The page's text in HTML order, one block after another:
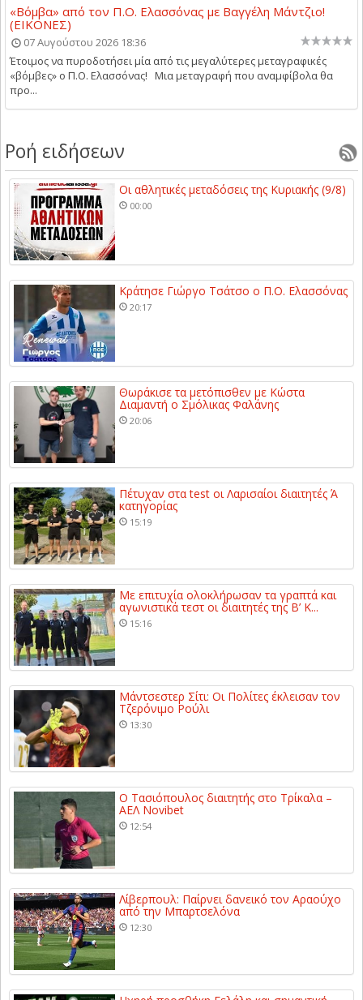
«Βόμβα» από τον Π.Ο. Ελασσόνας με Βαγγέλη Μάντζιο!
(ΕΙΚΟΝΕΣ)
07 Αυγούστου 2026 18:36
Έτοιμος να πυροδοτήσει μία από τις μεγαλύτερες μεταγραφικές
«βόμβες» ο Π.Ο. Ελασσόνας! Μια μεταγραφή που αναμφίβολα θα
προ...
Ροή ειδήσεων
Οι αθλητικές μεταδόσεις της Κυριακής (9/8)
00:00
Κράτησε Γιώργο Τσάτσο ο Π.Ο. Ελασσόνας
20:17
Θωράκισε τα μετόπισθεν με Κώστα
Διαμαντή ο Σμόλικας Φαλάνης
20:06
Πέτυχαν στα test οι Λαρισαίοι διαιτητές Ά
κατηγορίας
15:19
Με επιτυχία ολοκλήρωσαν τα γραπτά και
αγωνιστικά τεστ οι διαιτητές της Β’ Κ...
15:16
Μάντσεστερ Σίτι: Οι Πολίτες έκλεισαν τον
Τζερόνιμο Ρούλι
13:30
Ο Τασιόπουλος διαιτητής στο Τρίκαλα –
ΑΕΛ Novibet
12:54
Λίβερπουλ: Παίρνει δανεικό τον Αραούχο
από την Μπαρτσελόνα
12:30